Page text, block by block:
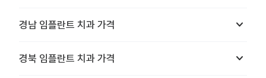
경남 임플란트 치과 가격 keyboard_arrow_down
경북 임플란트 치과 가격 keyboard_arrow_down